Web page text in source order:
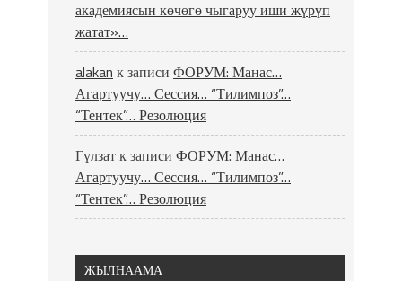
академиясын көчөгө чыгаруу иши жүрүп
жатат»…
alakan к записи ФОРУМ: Манас…
Агартуучу… Сессия… “Тилимпоз”…
“Тентек”… Резолюция
Гүлзатк записи ФОРУМ: Манас…
Агартуучу… Сессия… “Тилимпоз”…
“Тентек”… Резолюция
ЖЫЛНААМА